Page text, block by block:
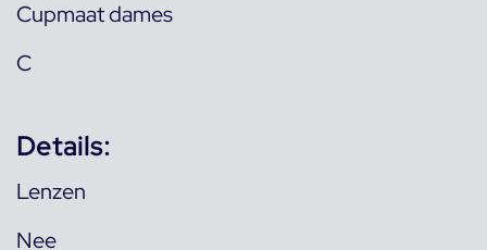
Cupmaat dames
C
Details:
Lenzen
Nee